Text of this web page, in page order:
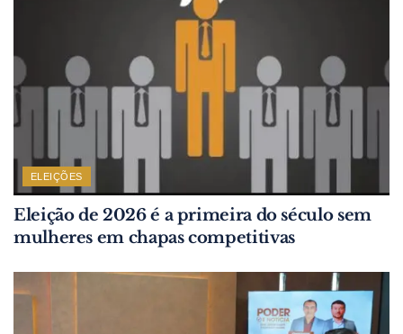
ELEIÇÕES
Eleição de 2026 é a primeira do século sem
mulheres em chapas competitivas